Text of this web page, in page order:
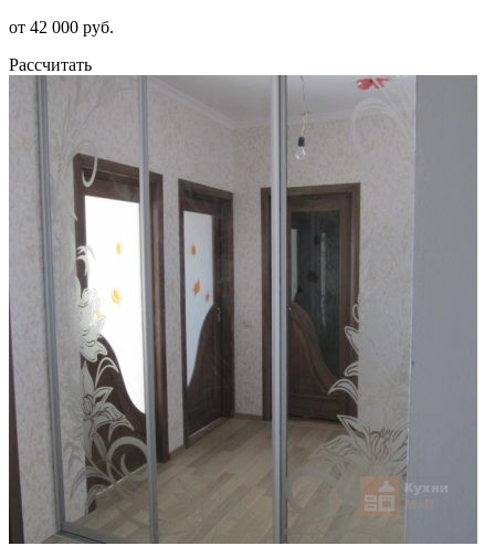
от 42 000 руб.
Рассчитать